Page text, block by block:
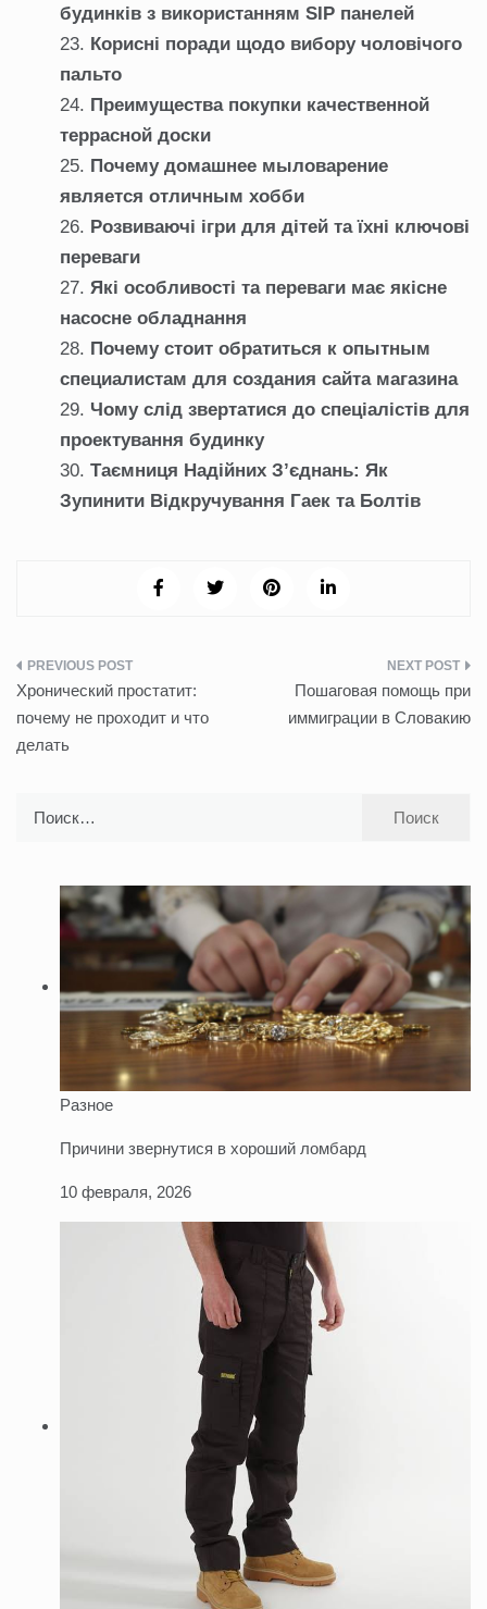
будинків з використанням SIP панелей
Корисні поради щодо вибору чоловічого
пальто
Преимущества покупки качественной
террасной доски
Почему домашнее мыловарение
является отличным хобби
Розвиваючі ігри для дітей та їхні ключові
переваги
Які особливості та переваги має якісне
насосне обладнання
Почему стоит обратиться к опытным
специалистам для создания сайта магазина
Чому слід звертатися до спеціалістів для
проектування будинку
Таємниця Надійних З’єднань: Як
Зупинити Відкручування Гаек та Болтів
Навигация
по
записям
Хронический простатит:
почему не проходит и что
делать
Пошаговая помощь при
иммиграции в Словакию
Разное
Причини звернутися в хороший ломбард
10 февраля, 2026